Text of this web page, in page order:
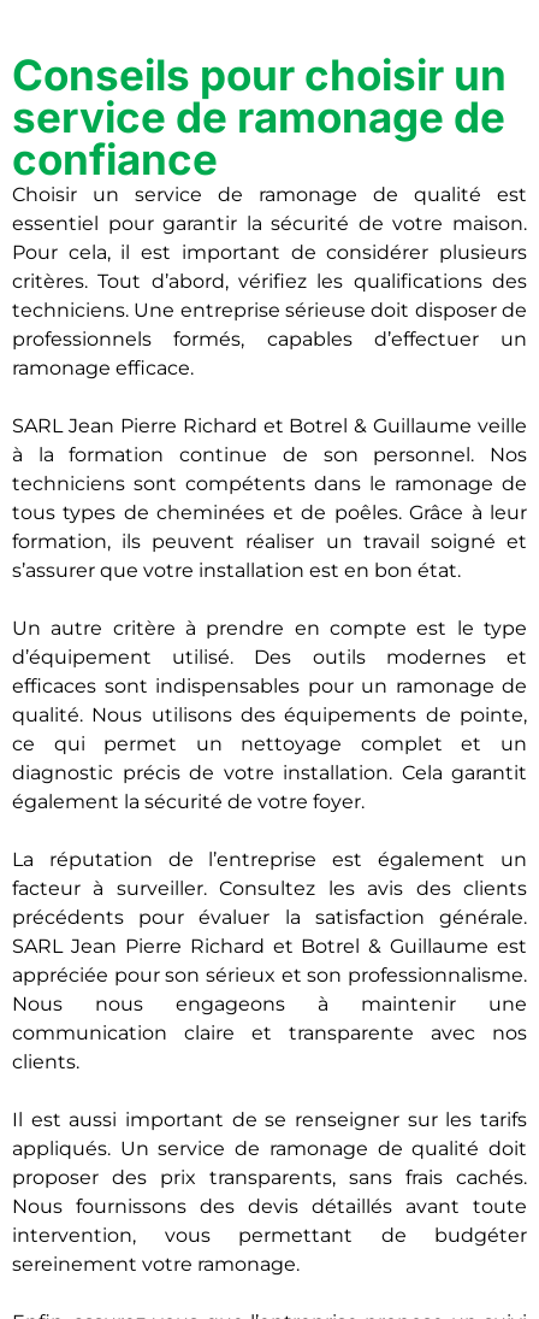
Conseils pour choisir un
service de ramonage de
confiance
Choisir un service de ramonage de qualité est
essentiel pour garantir la sécurité de votre maison.
Pour cela, il est important de considérer plusieurs
critères. Tout d’abord, vérifiez les qualifications des
techniciens. Une entreprise sérieuse doit disposer de
professionnels formés, capables d’effectuer un
ramonage efficace.
SARL Jean Pierre Richard et Botrel & Guillaume veille
à la formation continue de son personnel. Nos
techniciens sont compétents dans le ramonage de
tous types de cheminées et de poêles. Grâce à leur
formation, ils peuvent réaliser un travail soigné et
s’assurer que votre installation est en bon état.
Un autre critère à prendre en compte est le type
d’équipement utilisé. Des outils modernes et
efficaces sont indispensables pour un ramonage de
qualité. Nous utilisons des équipements de pointe,
ce qui permet un nettoyage complet et un
diagnostic précis de votre installation. Cela garantit
également la sécurité de votre foyer.
La réputation de l’entreprise est également un
facteur à surveiller. Consultez les avis des clients
précédents pour évaluer la satisfaction générale.
SARL Jean Pierre Richard et Botrel & Guillaume est
appréciée pour son sérieux et son professionnalisme.
Nous nous engageons à maintenir une
communication claire et transparente avec nos
clients.
Il est aussi important de se renseigner sur les tarifs
appliqués. Un service de ramonage de qualité doit
proposer des prix transparents, sans frais cachés.
Nous fournissons des devis détaillés avant toute
intervention, vous permettant de budgéter
sereinement votre ramonage.